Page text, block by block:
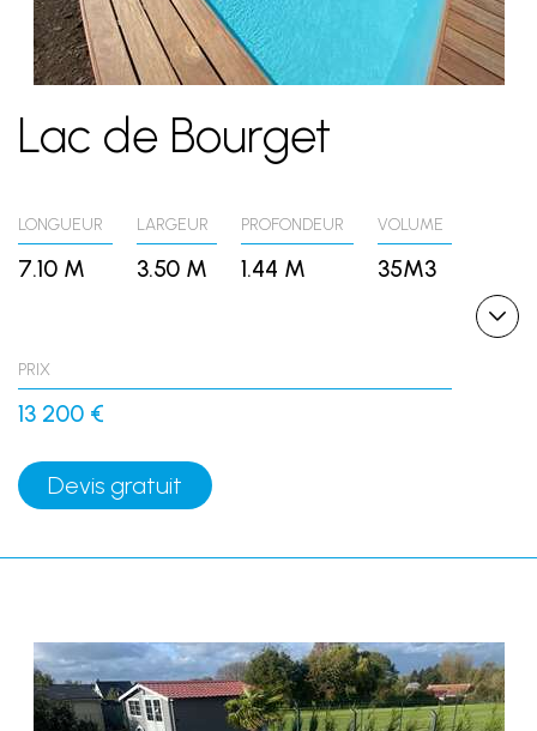
Lac de Bourget
LONGUEUR
7.10 M
LARGEUR
3.50 M
PROFONDEUR
1.44 M
VOLUME
35M3
PRIX
13 200 €
Devis gratuit